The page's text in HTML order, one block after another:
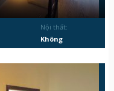
Nội thất:
Không